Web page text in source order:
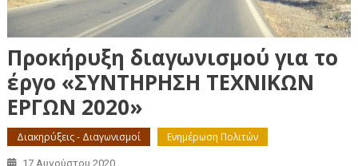
Προκήρυξη διαγωνισμού για το
έργο «ΣΥΝΤΗΡΗΣΗ ΤΕΧΝΙΚΩΝ
ΕΡΓΩΝ 2020»
Διακηρύξεις - Διαγωνισμοί Ενημέρωση Πολιτών
17 Αυγούστου 2020